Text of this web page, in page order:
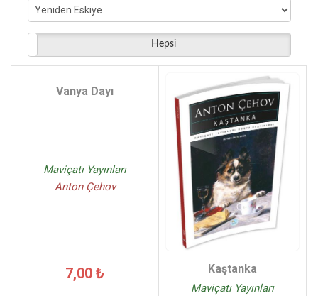
Baloncuk - (1)
Sözcü Kitabevi - (1)
Hepsi
Vanya Dayı
Maviçatı Yayınları
Anton Çehov
7,00 ₺ Kaştanka
Maviçatı Yayınları